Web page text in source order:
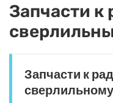
Запчасти к
Запчасти к